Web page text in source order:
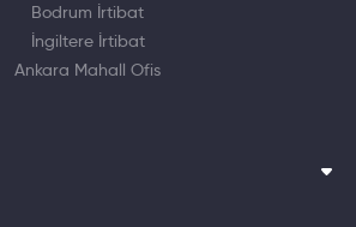
Bodrum İrtibat
İngiltere İrtibat
Ankara Mahall Ofis